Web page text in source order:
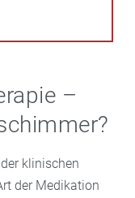
–
klinischen
der Medikation